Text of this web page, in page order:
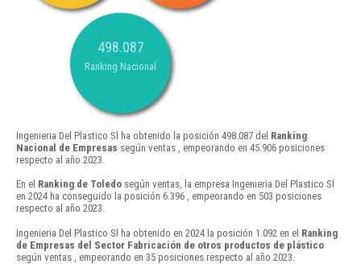
498.087
Ranking Nacional
Ingenieria Del Plastico Sl ha obtenido la posición 498.087 del Ranking
Nacional de Empresas según ventas , empeorando en 45.906 posiciones
respecto al año 2023.
En el Ranking de Toledo según ventas, la empresa Ingenieria Del Plastico Sl
en 2024 ha conseguido la posición 6.396 , empeorando en 503 posiciones
respecto al año 2023.
Ingenieria Del Plastico Sl ha obtenido en 2024 la posición 1.092 en el Ranking
de Empresas del Sector Fabricación de otros productos de plástico
según ventas , empeorando en 35 posiciones respecto al año 2023.